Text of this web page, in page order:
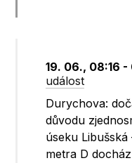
19. 06., 08:16 -
událost
Durychova:
důvodu
úseku
metra D